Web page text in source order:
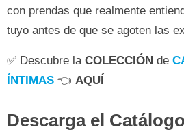
con prendas que realmente
tuyo antes de que se agoten las
✅ Descubre la COLECCIÓN de
ÍNTIMAS 👈 AQUÍ
Descarga el